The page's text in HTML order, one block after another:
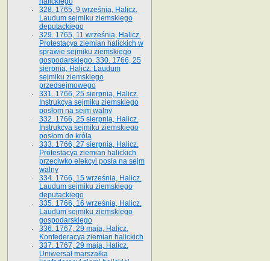
328. 1765, 9 września, Halicz.
Laudum sejmiku ziemskiego
deputackiego
329. 1765, 11 września, Halicz.
Protestacya ziemian halickich w
sprawie sejmiku ziemskiego
gospodarskiego. 330. 1766, 25
sierpnia, Halicz. Laudum
sejmiku ziemskiego
przedsejmowego
331. 1766, 25 sierpnia, Halicz.
Instrukcya sejmiku ziemskiego
posłom na sejm walny
332. 1766, 25 sierpnia, Halicz.
Instrukcya sejmiku ziemskiego
posłom do króla
333. 1766, 27 sierpnia, Halicz.
Protestacya ziemian halickich
przeciwko elekcyi posła na sejm
walny
334. 1766, 15 września, Halicz.
Laudum sejmiku ziemskiego
deputackiego
335. 1766, 16 września, Halicz.
Laudum sejmiku ziemskiego
gospodarskiego
336. 1767, 29 maja, Halicz.
Konfederacya ziemian halickich
337. 1767, 29 maja, Halicz.
Uniwersał marszałka